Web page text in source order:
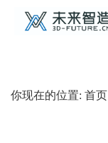
你现在的位置: 首页